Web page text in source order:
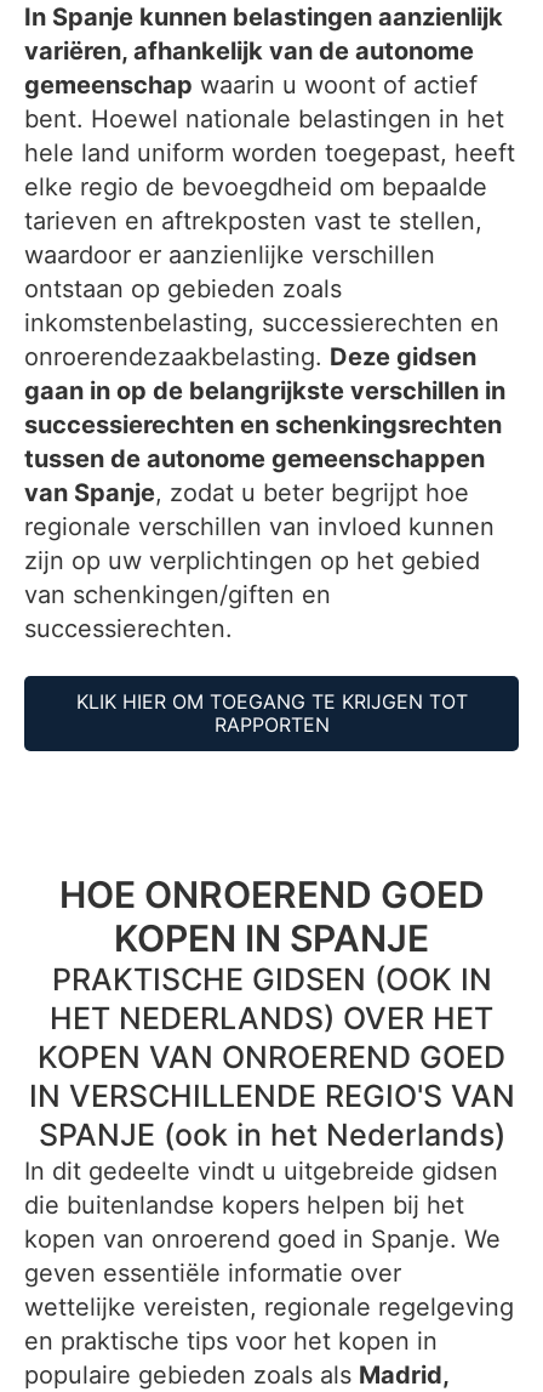
In Spanje kunnen belastingen aanzienlijk
variëren, afhankelijk van de autonome
gemeenschap waarin u woont of actief
bent. Hoewel nationale belastingen in het
hele land uniform worden toegepast, heeft
elke regio de bevoegdheid om bepaalde
tarieven en aftrekposten vast te stellen,
waardoor er aanzienlijke verschillen
ontstaan op gebieden zoals
inkomstenbelasting, successierechten en
onroerendezaakbelasting. Deze gidsen
gaan in op de belangrijkste verschillen in
successierechten en schenkingsrechten
tussen de autonome gemeenschappen
van Spanje, zodat u beter begrijpt hoe
regionale verschillen van invloed kunnen
zijn op uw verplichtingen op het gebied
van schenkingen/giften en
successierechten.
KLIK HIER OM TOEGANG TE KRIJGEN TOT
RAPPORTEN
HOE ONROEREND GOED
KOPEN IN SPANJE
PRAKTISCHE GIDSEN (OOK IN
HET NEDERLANDS) OVER HET
KOPEN VAN ONROEREND GOED
IN VERSCHILLENDE REGIO'S VAN
SPANJE (ook in het Nederlands)
In dit gedeelte vindt u uitgebreide gidsen
die buitenlandse kopers helpen bij het
kopen van onroerend goed in Spanje. We
geven essentiële informatie over
wettelijke vereisten, regionale regelgeving
en praktische tips voor het kopen in
populaire gebieden zoals als Madrid,